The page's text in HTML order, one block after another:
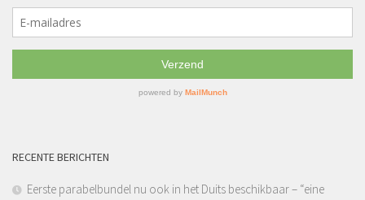
RECENTE BERICHTEN
Eerste parabelbundel nu ook in het Duits beschikbaar – “eine